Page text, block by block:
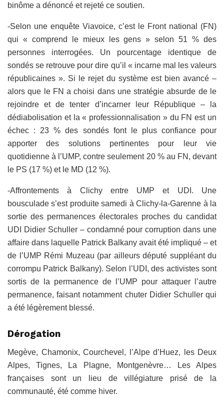
binôme a dénoncé et rejeté ce soutien.
-Selon une enquête Viavoice, c’est le Front national (FN)
qui « comprend le mieux les gens » selon 51 % des
personnes interrogées. Un pourcentage identique de
sondés se retrouve pour dire qu’il « incarne mal les valeurs
républicaines ». Si le rejet du système est bien avancé –
alors que le FN a choisi dans une stratégie absurde de le
rejoindre et de tenter d’incarner leur République – la
dédiabolisation et la « professionnalisation » du FN est un
échec : 23 % des sondés font le plus confiance pour
apporter des solutions pertinentes pour leur vie
quotidienne à l’UMP, contre seulement 20 % au FN, devant
le PS (17 %) et le MD (12 %).
-Affrontements à Clichy entre UMP et UDI. Une
bousculade s’est produite samedi à Clichy-la-Garenne à la
sortie des permanences électorales proches du candidat
UDI Didier Schuller – condamné pour corruption dans une
affaire dans laquelle Patrick Balkany avait été impliqué – et
de l’UMP Rémi Muzeau (par ailleurs député suppléant du
corrompu Patrick Balkany). Selon l’UDI, des activistes sont
sortis de la permanence de l’UMP pour attaquer l’autre
permanence, faisant notamment chuter Didier Schuller qui
a été légèrement blessé.
Dérogation
Megève, Chamonix, Courchevel, l’Alpe d’Huez, les Deux
Alpes, Tignes, La Plagne, Montgenèvre… Les Alpes
françaises sont un lieu de villégiature prisé de la
communauté, été comme hiver.